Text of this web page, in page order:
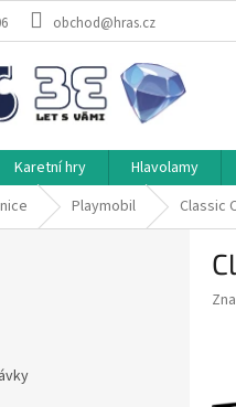
obchod@hras.cz
Karetní hry Hlavolamy
Playmobil Classic